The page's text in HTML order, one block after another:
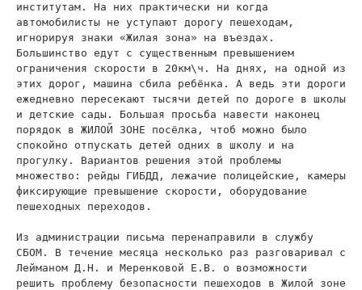
институтам. На них практически ни когда
автомобилисты не уступают дорогу пешеходам,
игнорируя знаки «Жилая зона» на въездах.
Большинство едут с существенным превышением
ограничения скорости в 20км\ч. На днях, на одной из
этих дорог, машина сбила ребёнка. А ведь эти дороги
ежедневно пересекают тысячи детей по дороге в школы
и детские сады. Большая просьба навести наконец
порядок в ЖИЛОЙ ЗОНЕ посёлка, чтоб можно было
спокойно отпускать детей одних в школу и на
прогулку. Вариантов решения этой проблемы
множество: рейды ГИБДД, лежачие полицейские, камеры
фиксирующие превышение скорости, оборудование
пешеходных переходов.
Из администрации письма перенаправили в службу
СБОМ. В течение месяца несколько раз разговаривал с
Лейманом Д.Н. и Меренковой Е.В. о возможности
решить проблему безопасности пешеходов в Жилой зоне